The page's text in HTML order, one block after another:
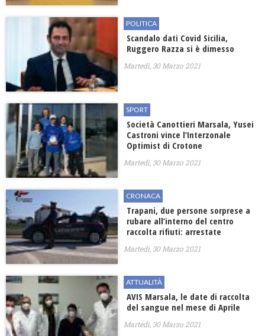
POLITICA
Scandalo dati Covid Sicilia,
Ruggero Razza si è dimesso
Martedì, 30 Marzo 2021
SPORT
Società Canottieri Marsala, Yusei
Castroni vince l’Interzonale
Optimist di Crotone
Martedì, 30 Marzo 2021
CRONACA
Trapani, due persone sorprese a
rubare all’interno del centro
raccolta rifiuti: arrestate
Martedì, 30 Marzo 2021
ATTUALITÀ
AVIS Marsala, le date di raccolta
del sangue nel mese di Aprile
Martedì, 30 Marzo 2021